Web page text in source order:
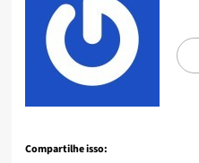
Compartilhe isso: